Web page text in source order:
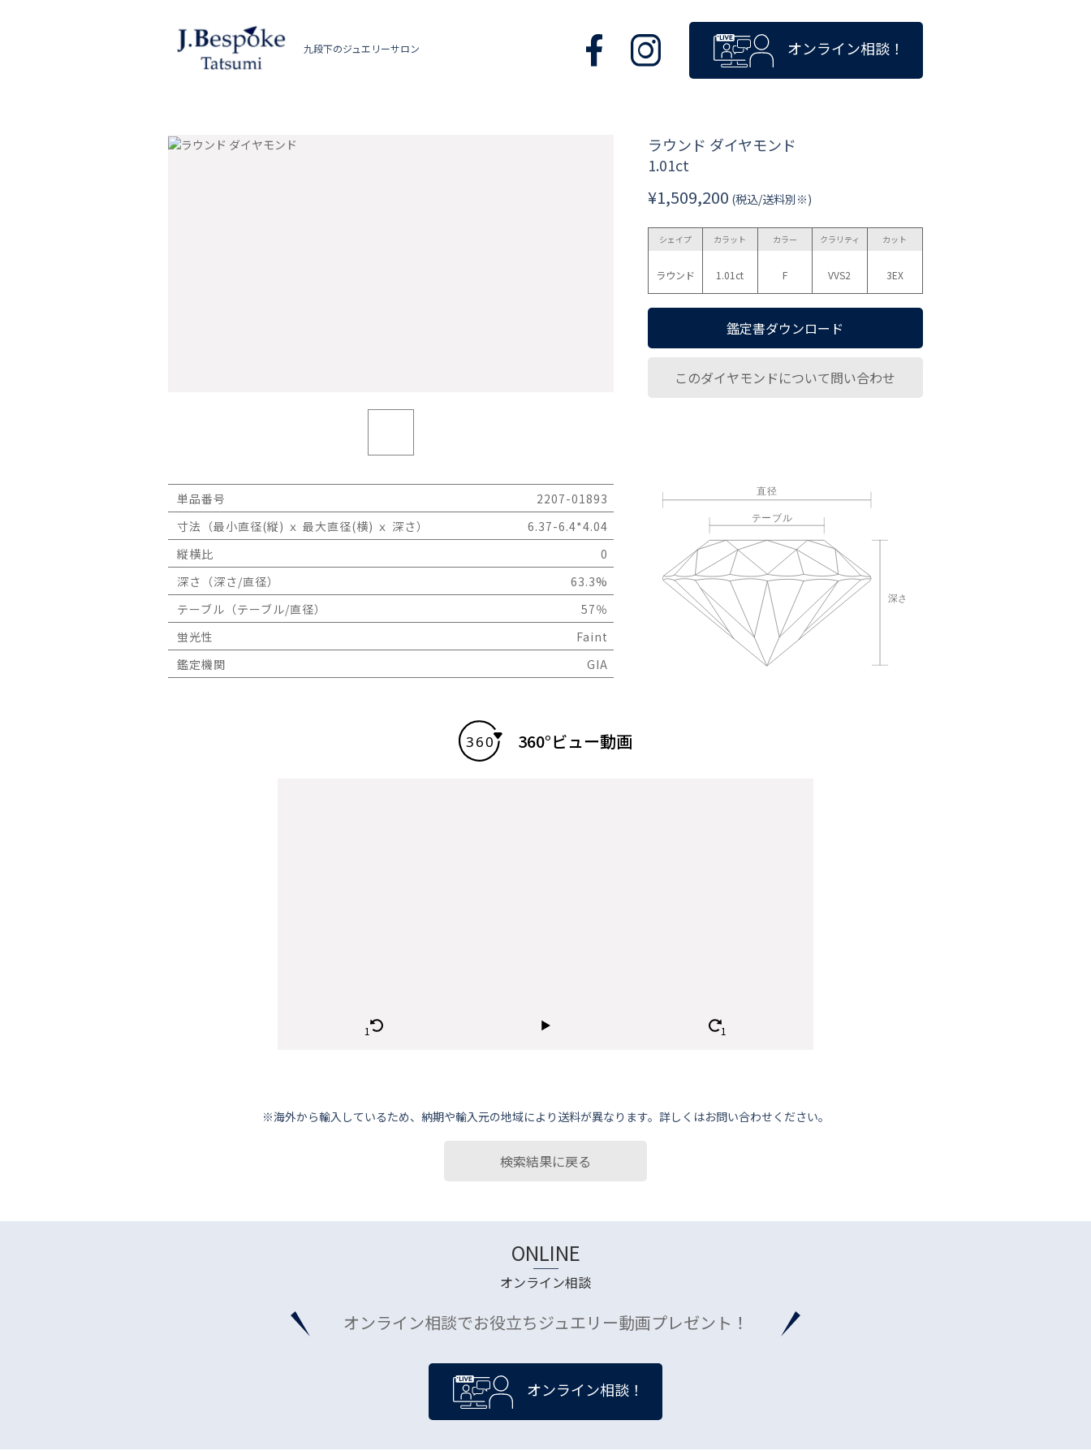
九段下のジュエリーサロン オンライン相談！
ラウンド ダイヤモンド
1.01ct
¥1,509,200 (税込/送料別※)
シェイプ
ラウンド
カラット
1.01ct
カラー
F
クラリティ
VVS2
カット
3EX
鑑定書ダウンロード
このダイヤモンドについて問い合わせ
単品番号
2207-01893
寸法（最小直径(縦) ｘ 最大直径(横) ｘ 深さ）
6.37-6.4*4.04
縦横比
0
深さ（深さ/直径）
63.3%
テーブル（テーブル/直径）
57％
蛍光性
Faint
鑑定機関
GIA
360°ビュー動画
※海外から輸⼊しているため、納期や輸⼊元の地域により送料が異なります。詳しくはお問い合わせください。
検索結果に戻る
ONLINE
オンライン相談
オンライン相談でお役立ちジュエリー動画プレゼント！
オンライン相談！